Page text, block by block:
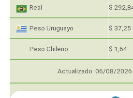
Real $
Peso Uruguayo $ 37,25
Peso Chileno $ 1,64
Actualizado: 06/08/2026